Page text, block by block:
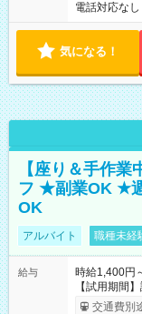
電話対応なし
気になる！
【座り＆手作
フ ★副業OK ★
OK
アルバイト 職種未経
給与
時給1,400円
【試用期間
給与は本採
交通費別